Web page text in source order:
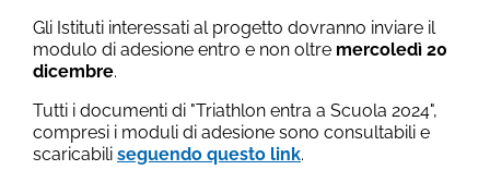
Gli Istituti interessati al progetto dovranno inviare il
modulo di adesione entro e non oltre mercoledì 20
dicembre.
Tutti i documenti di "Triathlon entra a Scuola 2024",
compresi i moduli di adesione sono consultabili e
scaricabili seguendo questo link.